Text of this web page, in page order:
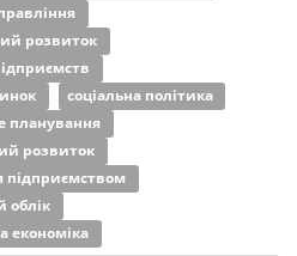
розвиток
соціальна політика
планування
розвиток
підприємством
облік
економіка